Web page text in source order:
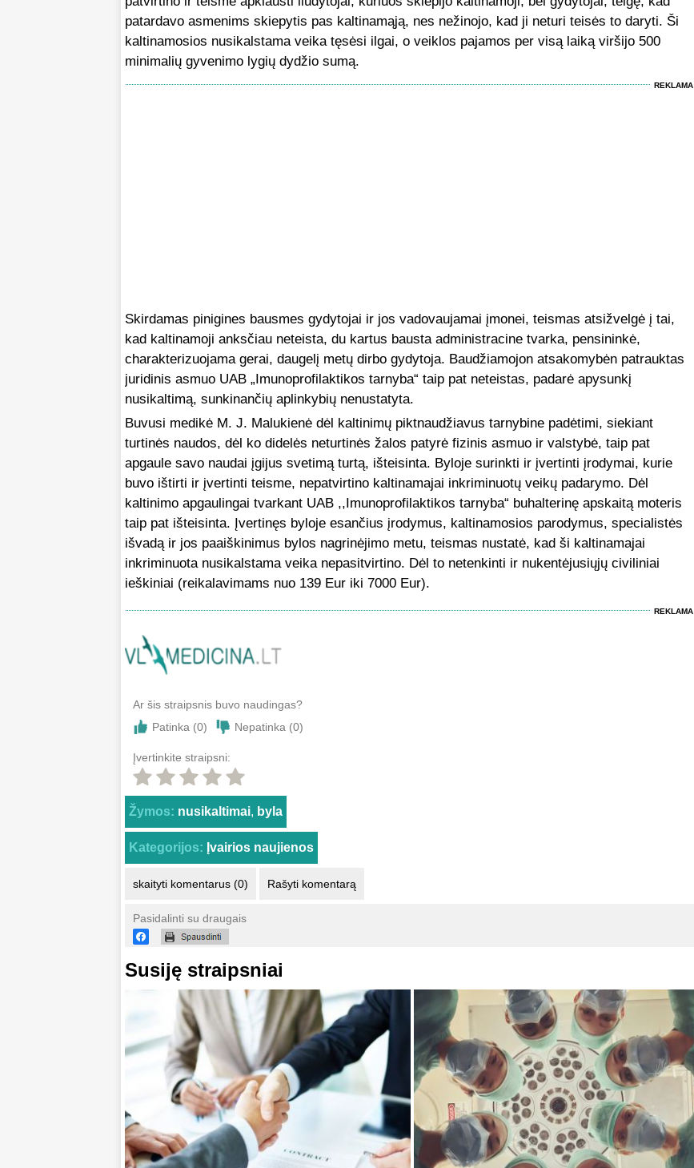
patardavo asmenims skiepytis pas kaltinamąją, nes nežinojo, kad ji neturi teisės to daryti. Ši
kaltinamosios nusikalstama veika tęsėsi ilgai, o veiklos pajamos per visą laiką viršijo 500
minimalių gyvenimo lygių dydžio sumą.
REKLAMA
Skirdamas pinigines bausmes gydytojai ir jos vadovaujamai įmonei, teismas atsižvelgė į tai,
kad kaltinamoji anksčiau neteista, du kartus bausta administracine tvarka, pensininkė,
charakterizuojama gerai, daugelį metų dirbo gydytoja. Baudžiamojon atsakomybėn patrauktas
juridinis asmuo UAB „Imunoprofilaktikos tarnyba“ taip pat neteistas, padarė apysunkį
nusikaltimą, sunkinančių aplinkybių nenustatyta.
Buvusi medikė M. J. Malukienė dėl kaltinimų piktnaudžiavus tarnybine padėtimi, siekiant
turtinės naudos, dėl ko didelės neturtinės žalos patyrė fizinis asmuo ir valstybė, taip pat
apgaule savo naudai įgijus svetimą turtą, išteisinta. Byloje surinkti ir įvertinti įrodymai, kurie
buvo ištirti ir įvertinti teisme, nepatvirtino kaltinamajai inkriminuotų veikų padarymo. Dėl
kaltinimo apgaulingai tvarkant UAB ,,Imunoprofilaktikos tarnyba“ buhalterinę apskaitą moteris
taip pat išteisinta. Įvertinęs byloje esančius įrodymus, kaltinamosios parodymus, specialistės
išvadą ir jos paaiškinimus bylos nagrinėjimo metu, teismas nustatė, kad ši kaltinamajai
inkriminuota nusikalstama veika nepasitvirtino. Dėl to netenkinti ir nukentėjusiųjų civiliniai
ieškiniai (reikalavimams nuo 139 Eur iki 7000 Eur).
REKLAMA
Ar šis straipsnis buvo naudingas?
Patinka (0) Nepatinka (0)
Įvertinkite straipsni:
Žymos: nusikaltimai, byla
Kategorijos: Įvairios naujienos
skaityti komentarus (0) Rašyti komentarą
Pasidalinti su draugais
Susiję straipsniai